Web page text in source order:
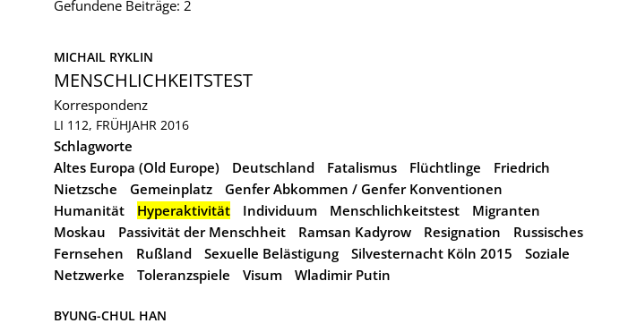
Gefundene Beiträge: 2
MICHAIL RYKLIN
MENSCHLICHKEITSTEST
Korrespondenz
LI 112, FRÜHJAHR 2016
Schlagworte
Altes Europa (Old Europe)
Deutschland Fatalismus Flüchtlinge
Friedrich
Nietzsche
Gemeinplatz
Genfer Abkommen / Genfer Konventionen
Humanität
Hyperaktivität Individuum Menschlichkeitstest
Migranten
Moskau
Passivität der Menschheit Ramsan Kadyrow Resignation
Russisches
Fernsehen
Rußland Sexuelle Belästigung Silvesternacht Köln 2015
Soziale
Netzwerke
Toleranzspiele Visum Wladimir Putin
BYUNG-CHUL HAN